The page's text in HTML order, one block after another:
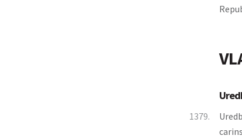
1379.